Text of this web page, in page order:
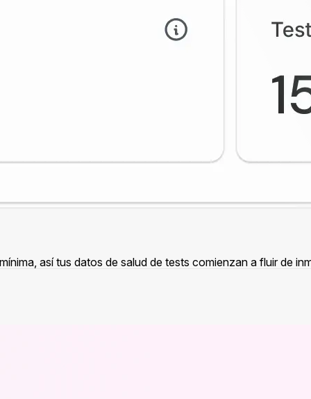
así tus datos de salud de tests comienzan a fluir de